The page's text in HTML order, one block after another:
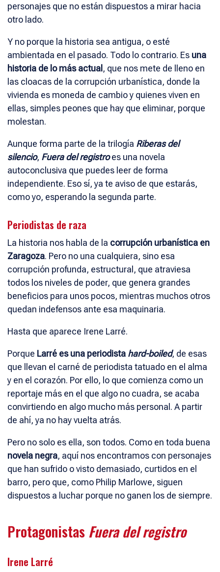
personajes que no están dispuestos a mirar hacia
otro lado.
Y no porque la historia sea antigua, o esté
ambientada en el pasado. Todo lo contrario. Es una
historia de lo más actual, que nos mete de lleno en
las cloacas de la corrupción urbanística, donde la
vivienda es moneda de cambio y quienes viven en
ellas, simples peones que hay que eliminar, porque
molestan.
Aunque forma parte de la trilogía Riberas del
silencio, Fuera del registroes una novela
autoconclusiva que puedes leer de forma
independiente. Eso sí, ya te aviso de que estarás,
como yo, esperando la segunda parte.
Periodistas de raza
La historia nos habla de la corrupción urbanística en
Zaragoza. Pero no una cualquiera, sino esa
corrupción profunda, estructural, que atraviesa
todos los niveles de poder, que genera grandes
beneficios para unos pocos, mientras muchos otros
quedan indefensos ante esa maquinaria.
Hasta que aparece Irene Larré.
Porque Larré es una periodista hard-boiled, de esas
que llevan el carné de periodista tatuado en el alma
y en el corazón. Por ello, lo que comienza como un
reportaje más en el que algo no cuadra, se acaba
convirtiendo en algo mucho más personal. A partir
de ahí, ya no hay vuelta atrás.
Pero no solo es ella, son todos. Como en toda buena
novela negra, aquí nos encontramos con personajes
que han sufrido o visto demasiado, curtidos en el
barro, pero que, como Philip Marlowe, siguen
dispuestos a luchar porque no ganen los de siempre.
Protagonistas Fuera del registro
Irene Larré